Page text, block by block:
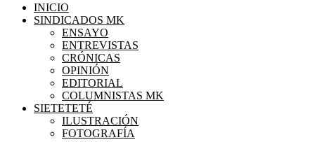
INICIO
SINDICADOS MK
ENSAYO
ENTREVISTAS
CRÓNICAS
OPINIÓN
EDITORIAL
COLUMNISTAS MK
SIETETETÉ
ILUSTRACIÓN
FOTOGRAFÍA